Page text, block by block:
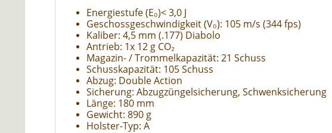
Energiestufe (E₀)< 3,0 J
Geschossgeschwindigkeit (V₀): 105 m/s (344 fps)
Kaliber: 4,5 mm (.177) Diabolo
Antrieb: 1x 12 g CO₂
Magazin- / Trommelkapazität: 21 Schuss
Schusskapazität: 105 Schuss
Abzug: Double Action
Sicherung: Abzugzüngelsicherung, Schwenksicherung
Länge: 180 mm
Gewicht: 890 g
Holster-Typ: A